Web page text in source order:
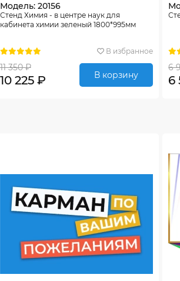
Модель: 20156
Стенд Химия - в центре наук для
кабинета химии зеленый 1800*995мм
В избранное
11 350 ₽
10 225 ₽ В корзину
6
6